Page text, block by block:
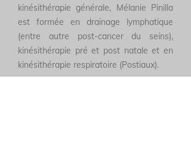
kinésithérapie générale, Mélanie Pinilla
est formée en drainage lymphatique
(entre autre post-cancer du seins),
kinésithérapie pré et post natale et en
kinésithérapie respiratoire (Postiaux).